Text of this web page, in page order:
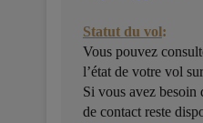
Statut du vol:
Vous pouvez
l’état de votre vol
Si vous avez besoin
de contact reste